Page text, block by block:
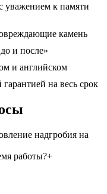
уважением к памяти
камень
и после»
и английском
на весь срок
надгробия на
работы?+